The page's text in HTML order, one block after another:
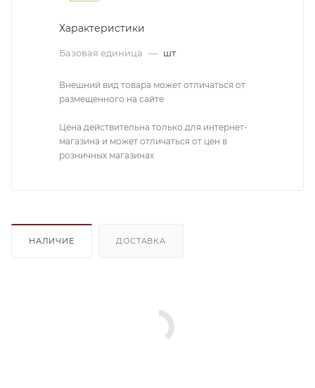
Характеристики
Базовая единица — шт
Внешний вид товара может отличаться от
размещенного на сайте
Цена действительна только для интернет-
магазина и может отличаться от цен в
розничных магазинах
НАЛИЧИЕ ДОСТАВКА